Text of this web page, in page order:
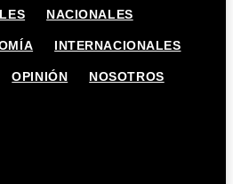
NACIONALES
INTERNACIONALES
OPINIÓN NOSOTROS